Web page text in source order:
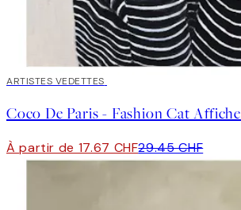
40%*
ARTISTES VEDETTES
Coco De Paris - Fashion Cat Affiche
À partir de 17.67 CHF29.45 CHF